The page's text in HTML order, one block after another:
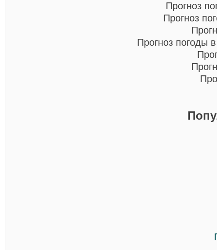
Прогноз
Прогноз
Прогноз погоды